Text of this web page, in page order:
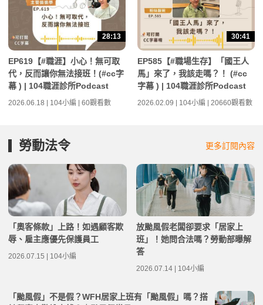
28:13
EP619【#職涯】小心！無可取
代，反而讓你無法接班！(#cc字
幕 ) | 104職涯診所Podcast
2026.06.18 | 104小編 | 60觀看數
30:41
EP585【#職場生存】「國王人
馬」來了，我該走嗎？！ (#cc
字幕 ) | 104職涯診所Podcast
2026.02.09 | 104小編 | 20660觀看數
勞動法令 更多訂閱內容
「奧客條款」上路！如遇顧客欺
辱、雇主應優先保護員工
2026.07.15 | 104小編
放颱風假老闆卻要求「居家上
班」！她問合法嗎？勞動部曝解
答
2026.07.14 | 104小編
「颱風假」不是假？WFH居家上班有「颱風假」嗎？搭